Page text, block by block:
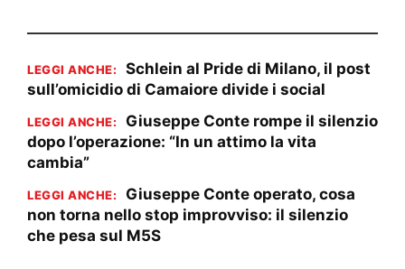
LEGGI ANCHE:
Schlein al Pride di Milano, il post
sull’omicidio di Camaiore divide i social
LEGGI ANCHE:
Giuseppe Conte rompe il silenzio
dopo l’operazione: “In un attimo la vita
cambia”
LEGGI ANCHE:
Giuseppe Conte operato, cosa
non torna nello stop improvviso: il silenzio
che pesa sul M5S